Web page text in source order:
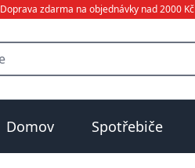
Doprava zdarma na objednávky nad 2000 Kč
Domov Spotřebiče